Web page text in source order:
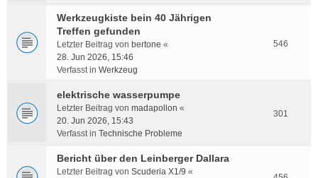
Werkzeugkiste bein 40 Jährigen
Treffen gefunden
Letzter Beitrag von bertone «
28. Jun 2026, 15:46
Verfasst in Werkzeug
546
elektrische wasserpumpe
Letzter Beitrag von madapollon «
20. Jun 2026, 15:43
Verfasst in Technische Probleme
301
Bericht über den Leinberger Dallara
Letzter Beitrag von Scuderia X1/9 «